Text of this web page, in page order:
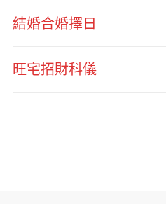
結婚合婚擇日
旺宅招財科儀